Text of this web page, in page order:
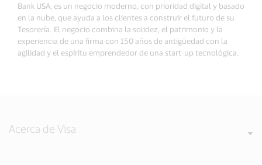
Bank USA, es un negocio moderno, con prioridad digital y basado
en la nube, que ayuda a los clientes a construir el futuro de su
Tesorería. El negocio combina la solidez, el patrimonio y la
experiencia de una firma con 150 años de antigüedad con la
agilidad y el espíritu emprendedor de una start-up tecnológica.
Acerca de Visa